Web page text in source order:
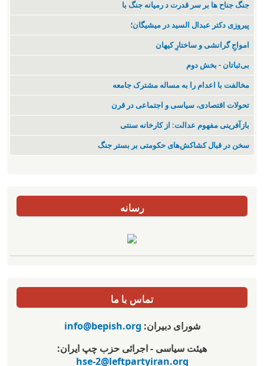
جنگ جناح ها بر سر قدرت د رمیانە جنگ با
پیروزی دکتر عبدال السید در میشیگان؛
‌امواجِ گرانشی و ساختارِ کیهان
بی‌ثباتان - بخش دوم
مخالفت با اعدام را به مساله مشترک جامعه
تحولات اقتصادی، سیاسی و اجتماعی در قرن
بازآفرینی مفهوم عدالت: از کارخانه سنتی
سخن در قبال کشاکش‌های حکومتی بر بستر جنگ
رسانه
تماس با ما
شورای دبیران:info@bepish.org
هیئت سیاسی - اجرائی حزب چپ ایران:
hse-2@leftpartyiran.org